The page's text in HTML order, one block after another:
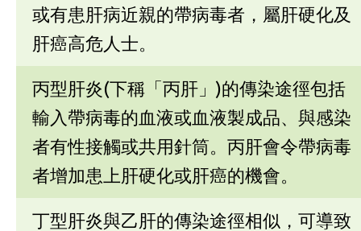
或有患肝病近親的帶病毒者，屬肝硬化及
肝癌高危人士。
丙型肝炎(下稱「丙肝」)的傳染途徑包括
輸入帶病毒的血液或血液製成品、與感染
者有性接觸或共用針筒。丙肝會令帶病毒
者增加患上肝硬化或肝癌的機會。
丁型肝炎與乙肝的傳染途徑相似，可導致